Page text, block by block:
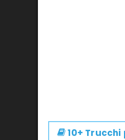
10+ Trucchi